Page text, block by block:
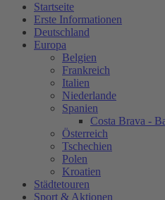
Startseite
Erste Informationen
Deutschland
Europa
Belgien
Frankreich
Italien
Niederlande
Spanien
Costa Brava -
Österreich
Tschechien
Polen
Kroatien
Städtetouren
Sport & Aktionen